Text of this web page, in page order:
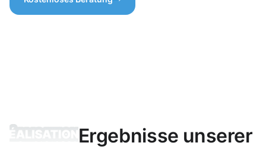
Ergebnisse unserer